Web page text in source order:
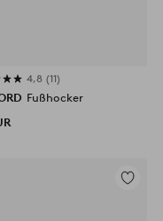
4,8 11
Fußhocker
Zu